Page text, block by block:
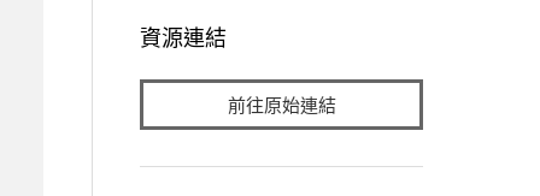
資源連結
前往原始連結